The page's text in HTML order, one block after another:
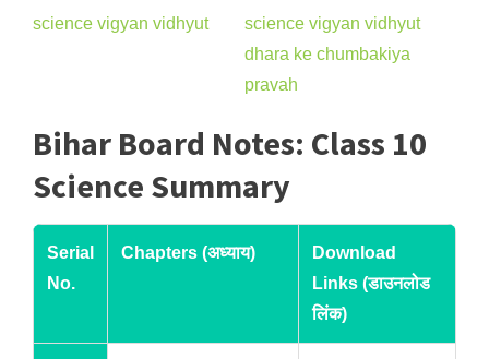
Bihar Board Notes: Class 10
Science Summary
Serial
No.
Chapters (अध्याय)
Download
Links (डाउनलोड
लिंक)